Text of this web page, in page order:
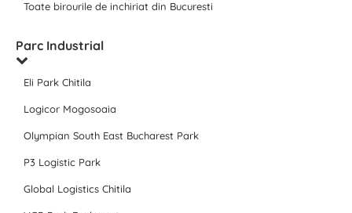
Toate birourile de inchiriat din Bucuresti
Parc Industrial
Eli Park Chitila
Logicor Mogosoaia
Olympian South East Bucharest Park
P3 Logistic Park
Global Logistics Chitila